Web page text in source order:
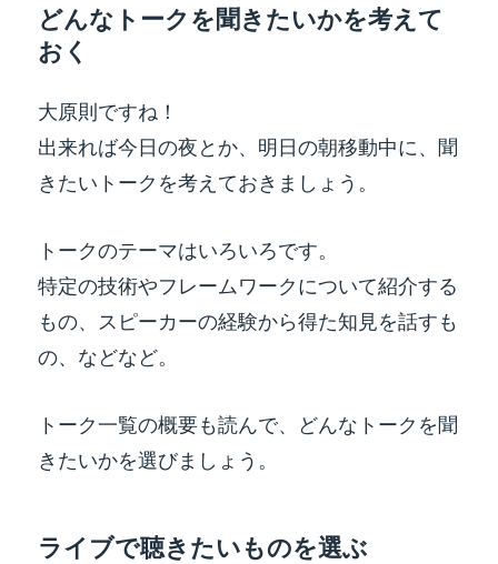
どんなトークを聞きたいかを考えて
おく
大原則ですね！
出来れば今日の夜とか、明日の朝移動中に、聞
きたいトークを考えておきましょう。
トークのテーマはいろいろです。
特定の技術やフレームワークについて紹介する
もの、スピーカーの経験から得た知見を話すも
の、などなど。
トーク一覧の概要も読んで、どんなトークを聞
きたいかを選びましょう。
ライブで聴きたいものを選ぶ